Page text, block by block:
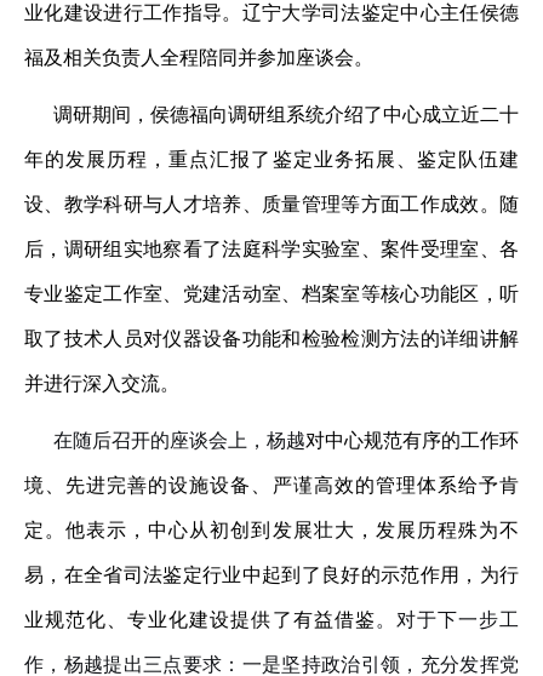
业化建设进行工作指导。辽宁大学司法鉴定中心主任侯德
福及相关负责人 全程陪同并参加座谈会。
调研期间，侯德福向调研组系统介绍了中心成立近二十
年的发展历程，重点汇报了鉴定业务拓展、 鉴定 队伍建
设、教学科研与人才培养、质量管理等方面工作成效。随
后，调研组实地察看了法庭科学实验室、案件受理室、 各
专业鉴定工作室、党建活动室、档案室等核心功能区， 听
取了技术人员对仪器设备功能和检验检测方法的详细讲解
并进行深入交流。
在随后召开的座谈会上，杨越对中心规范有序的工作环
境、先进完善的设施设备、严谨高效的管理体系给予肯
定 。他表示，中心从初创到发展壮大，发展历程殊为不
易，在全省司法鉴定行业中起到了良好的示范作用，为行
业规范化、专业化建设提供了有益借鉴。 对于下一步工
作，杨越提出三点要求：一是坚持政治引领，充分发挥党